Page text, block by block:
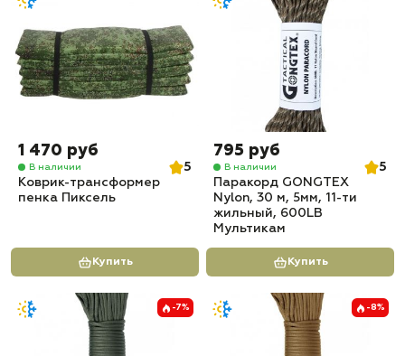
1 470 руб
В наличии
5
Коврик-трансформер
пенка Пиксель
Купить
795 руб
В наличии
5
Паракорд GONGTEX
Nylon, 30 м, 5мм, 11-ти
жильный, 600LB
Мультикам
Купить
-7% -8%